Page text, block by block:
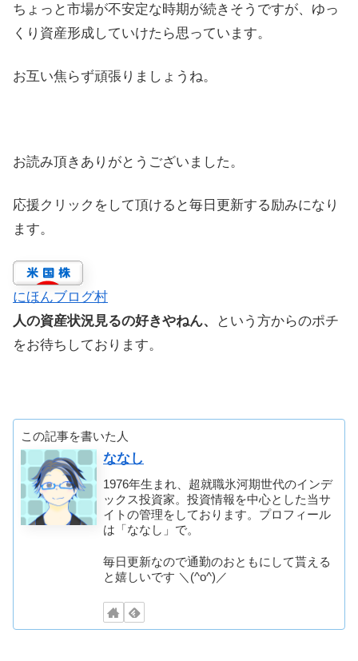
ちょっと市場が不安定な時期が続きそうですが、ゆっ
くり資産形成していけたら思っています。
お互い焦らず頑張りましょうね。
お読み頂きありがとうございました。
応援クリックをして頂けると毎日更新する励みになり
ます。
にほんブログ村
人の資産状況見るの好きやねん、
という方からのポチ
をお待ちしております。
この記事を書いた人
ななし
1976年生まれ、超就職氷河期世代のインデ
ックス投資家。投資情報を中心とした当サ
イトの管理をしております。プロフィール
は「ななし」で。
毎日更新なので通勤のおともにして貰える
と嬉しいです ＼(^o^)／